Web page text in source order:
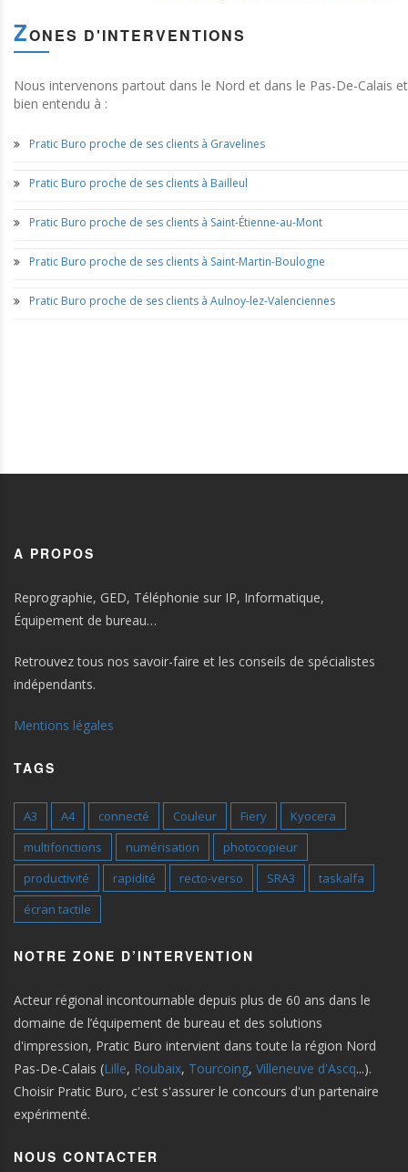
ZONES D'INTERVENTIONS
Nous intervenons partout dans le Nord et dans le Pas-De-Calais et
bien entendu à :
Pratic Buro proche de ses clients à Gravelines
Pratic Buro proche de ses clients à Bailleul
Pratic Buro proche de ses clients à Saint-Étienne-au-Mont
Pratic Buro proche de ses clients à Saint-Martin-Boulogne
Pratic Buro proche de ses clients à Aulnoy-lez-Valenciennes
A PROPOS
Reprographie, GED, Téléphonie sur IP, Informatique,
Équipement de bureau…
Retrouvez tous nos savoir-faire et les conseils de spécialistes
indépendants.
Mentions légales
TAGS
A3 A4 connecté Couleur Fiery
Kyocera
multifonctions
numérisation
photocopieur
productivité
rapidité recto-verso SRA3
taskalfa
écran tactile
NOTRE ZONE D’INTERVENTION
Acteur régional incontournable depuis plus de 60 ans dans le
domaine de l’équipement de bureau et des solutions
d'impression, Pratic Buro intervient dans toute la région Nord
Pas-De-Calais (Lille, Roubaix, Tourcoing, Villeneuve d'Ascq...).
Choisir Pratic Buro, c'est s'assurer le concours d'un partenaire
expérimenté.
NOUS CONTACTER